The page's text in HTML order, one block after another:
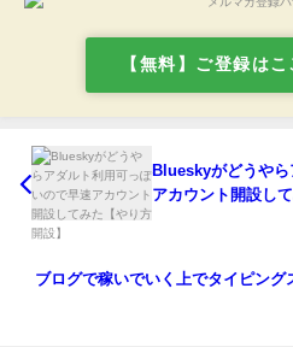
【無料】ご登録は
Blueskyがどうや
アカウント開設し
ブログで稼いでいく上でタイピング